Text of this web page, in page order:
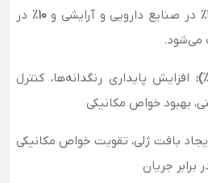
در صنایع دارویی و آرایشی و۱۰٪
در
می‌شود.
افزایش پایداری رنگدانه‌ها، کنترل
بهبود خواص مکانیکی
بافت ژلی، تقویت خواص مکانیکی
برابر جریان